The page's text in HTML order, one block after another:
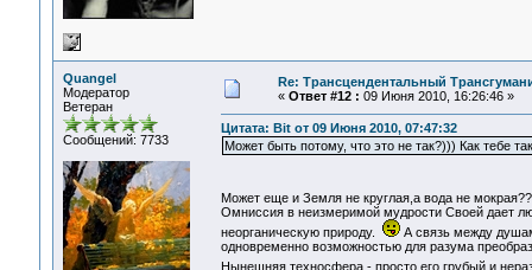
Quangel
Модератор
Ветеран
Сообщений: 7733
Re: Трансцендентальный
« Ответ #12 : 09 Июня 2010, 16:26:46 »
Цитата: Bit от 09 Июня 2010, 07:47:32
Может быть потому, что это не так?))) Как тебе
Может еще и Земля не круглая,а вода не
Омниссия в неизмеримой мудрости Своей дает
неорганическую природу.
А связь между
одновременно возможностью для разума
Нынешняя техносфера - просто его грубый и